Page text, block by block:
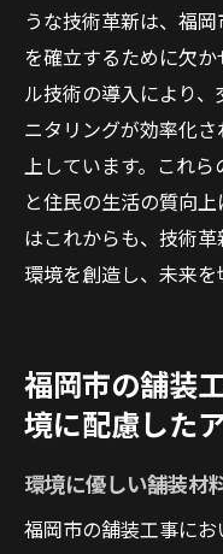
うな技術革新は、福
を確立するために欠
ル技術の導入により
ニタリングが効率化
上しています。これ
と住民の生活の質向
はこれからも、技術
環境を創造し、未来を
福岡市の舗装
境に配慮した
環境に優しい舗装材
福岡市の舗装工事に